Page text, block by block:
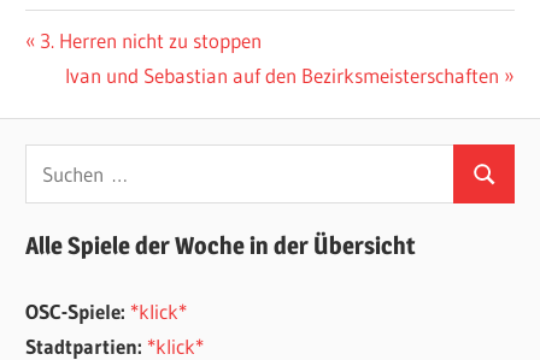
Beitragsnavigation
Vorheriger
Beitrag:
3. Herren nicht zu stoppen
Nächster
Ivan und Sebastian auf den Bezirksmeisterschaften
Suchen
nach:
Suchen
Alle Spiele der Woche in der Übersicht
OSC-Spiele: *klick*
Stadtpartien: *klick*